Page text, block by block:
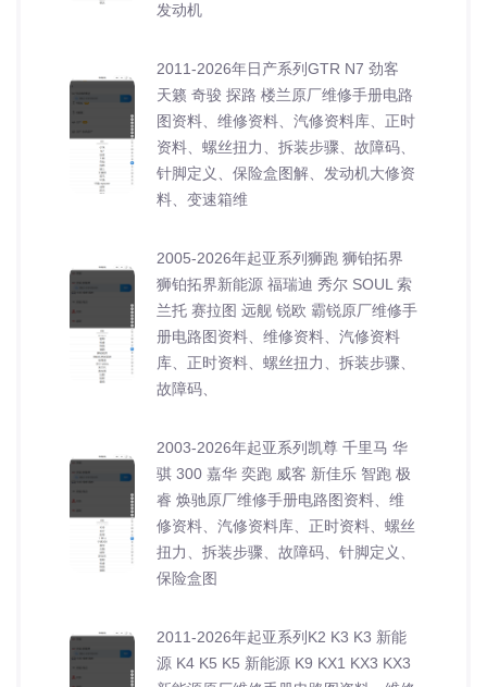
发动机
2011-2026年日产系列GTR N7 劲客
天籁 奇骏 探路 楼兰原厂维修手册电路
图资料、维修资料、汽修资料库、正时
资料、螺丝扭力、拆装步骤、故障码、
针脚定义、保险盒图解、发动机大修资
料、变速箱维
2005-2026年起亚系列狮跑 狮铂拓界
狮铂拓界新能源 福瑞迪 秀尔 SOUL 索
兰托 赛拉图 远舰 锐欧 霸锐原厂维修手
册电路图资料、维修资料、汽修资料
库、正时资料、螺丝扭力、拆装步骤、
故障码、
2003-2026年起亚系列凯尊 千里马 华
骐 300 嘉华 奕跑 威客 新佳乐 智跑 极
睿 焕驰原厂维修手册电路图资料、维
修资料、汽修资料库、正时资料、螺丝
扭力、拆装步骤、故障码、针脚定义、
保险盒图
2011-2026年起亚系列K2 K3 K3 新能
源 K4 K5 K5 新能源 K9 KX1 KX3 KX3